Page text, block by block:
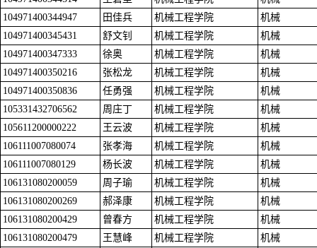
104971400344947
田佳兵 机械工程学院
机械
104971400345431
舒文钊 机械工程学院
机械
104971400347333
徐奥 机械工程学院
机械
104971400350216
张松龙 机械工程学院
机械
104971400350836
任勇强 机械工程学院
机械
105331432706562
周庄丁 机械工程学院
机械
105611200000222
王云波 机械工程学院
机械
106111007080074
张孝海 机械工程学院
机械
106111007080129
杨长波 机械工程学院
机械
106131080200059
周子瑜 机械工程学院
机械
106131080200269
郝泽康 机械工程学院
机械
106131080200429
曾春方 机械工程学院
机械
106131080200479
王慧峰 机械工程学院
机械